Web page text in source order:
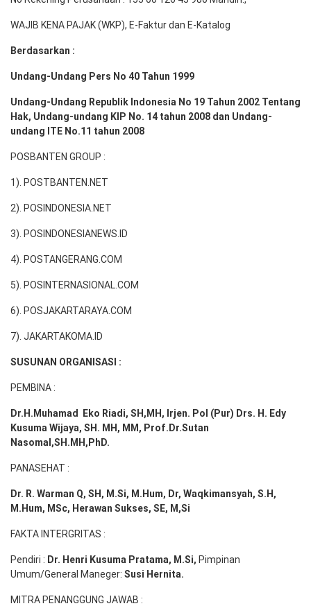
WAJIB KENA PAJAK (WKP), E-Faktur dan E-Katalog
Berdasarkan :
Undang-Undang Pers No 40 Tahun 1999
Undang-Undang Republik Indonesia No 19 Tahun 2002 Tentang
Hak, Undang-undang KIP No. 14 tahun 2008 dan Undang-
undang ITE No.11 tahun 2008
POSBANTEN GROUP :
1). POSTBANTEN.NET
2). POSINDONESIA.NET
3). POSINDONESIANEWS.ID
4). POSTANGERANG.COM
5). POSINTERNASIONAL.COM
6). POSJAKARTARAYA.COM
7). JAKARTAKOMA.ID
SUSUNAN ORGANISASI :
PEMBINA :
Dr.H.Muhamad Eko Riadi, SH,MH , Irjen. Pol (Pur) Drs. H. Edy
Kusuma Wijaya, SH. MH, MM, Prof. Dr.Sutan
Nasomal,SH.MH,PhD.
PANASEHAT :
Dr. R. Warman Q, SH, M.Si, M.Hum, Dr, Waqkimansyah, S.H,
M.Hum, MSc, Herawan Sukses, SE, M,Si
FAKTA INTERGRITAS :
Pendiri : Dr. Henri Kusuma Pratama, M.Si, Pimpinan
Umum/General Maneger: Susi Hernita.
MITRA PENANGGUNG JAWAB :